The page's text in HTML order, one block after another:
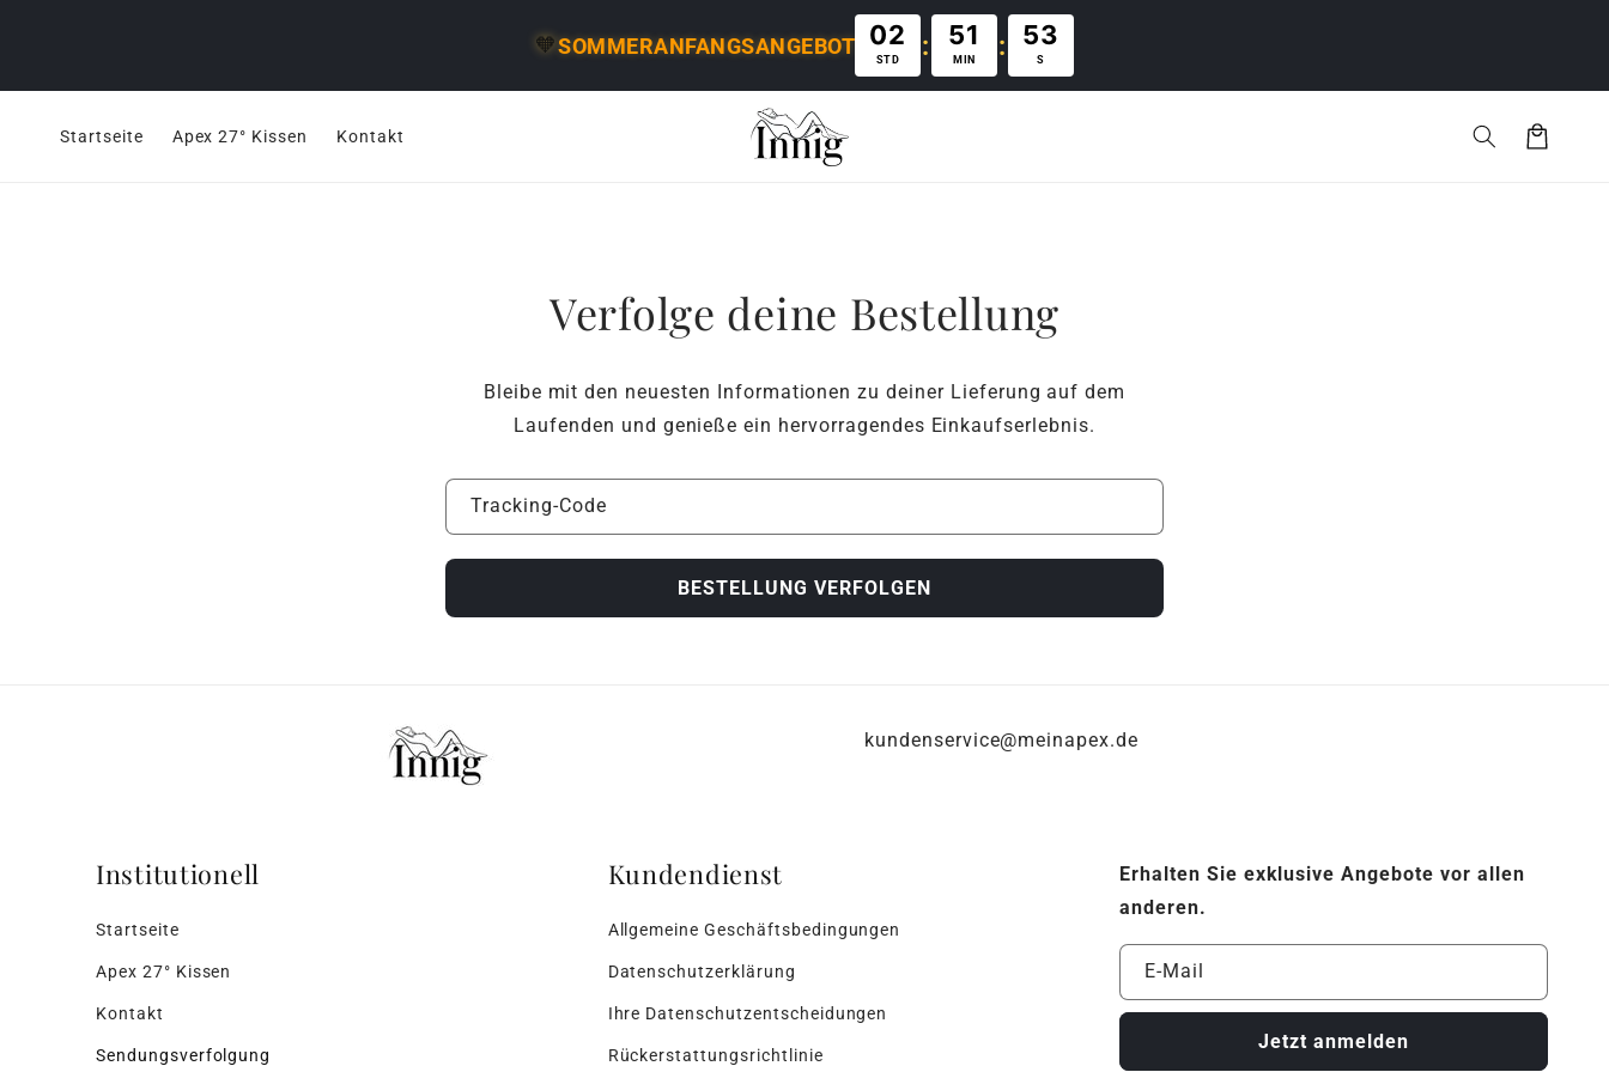
🧡SOMMERANFANGSANGEBOT 02
STD : 51
MIN : 52
S
Startseite Apex 27° Kissen Kontakt Warenkorb
Verfolge deine Bestellung
Bleibe mit den neuesten Informationen zu deiner Lieferung auf dem
Laufenden und genieße ein hervorragendes Einkaufserlebnis.
Tracking-Code
kundenservice@meinapex.de
Institutionell
Startseite
Apex 27° Kissen
Kontakt
Sendungsverfolgung
Kundendienst
Allgemeine Geschäftsbedingungen
Datenschutzerklärung
Ihre Datenschutzentscheidungen
Rückerstattungsrichtlinie
Erhalten Sie exklusive Angebote vor allen
anderen.
E-Mail
Jetzt anmelden